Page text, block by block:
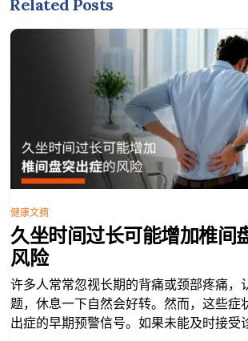
Related Posts
久坐时间过长可能增加椎间
风险
许多人常常忽视长期的背痛或颈部疼痛，
题，休息一下自然会好转。然而，这些症
出症的早期预警信号。如果未能及时接受
健康文摘